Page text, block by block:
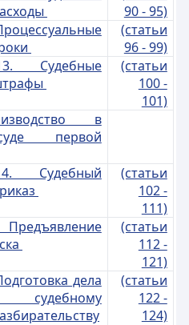
90 - 95)
(статьи
96 - 99)
Судебные
(статьи
100 -
101)
в
первой
Судебный
(статьи
102 -
111)
(статьи
112 -
121)
дела
судебному
(статьи
122 -
124)